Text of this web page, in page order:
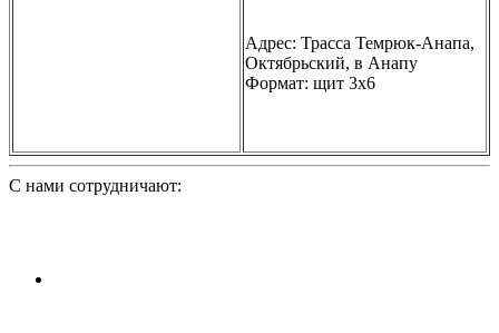
Адрес: Трасса Темрюк-Анапа,
Октябрьский, в Анапу
Формат: щит 3х6
С нами сотрудничают: